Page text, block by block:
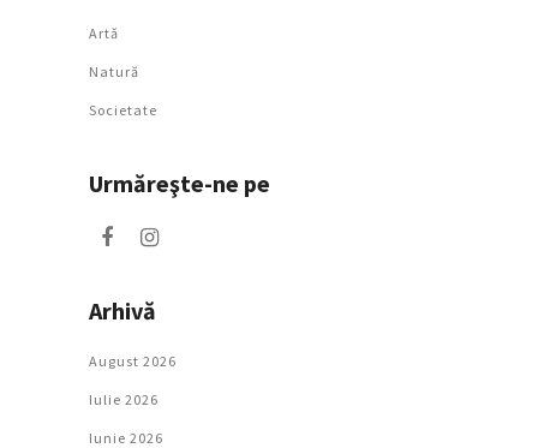
Artǎ
Natură
Societate
Urmăreşte-ne pe
Arhivă
August 2026
Iulie 2026
Iunie 2026